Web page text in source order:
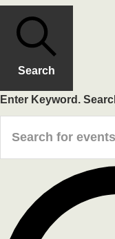
Search
Enter Keyword.